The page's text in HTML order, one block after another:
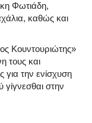
Φωτιάδη,
καθώς και
Κουντουριώτης»
τους και
για την ενίσχυση
γίγνεσθαι στην